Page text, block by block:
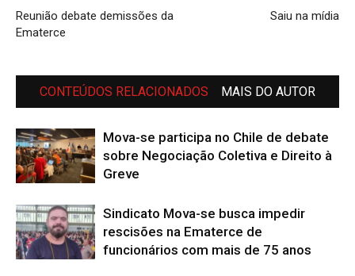
Reunião debate demissões da
Ematerce
Saiu na mídia
CONTEÚDOS RELACIONADOS MAIS DO AUTOR
Mova-se participa no Chile de debate
sobre Negociação Coletiva e Direito à
Greve
Sindicato Mova-se busca impedir
rescisões na Ematerce de
funcionários com mais de 75 anos